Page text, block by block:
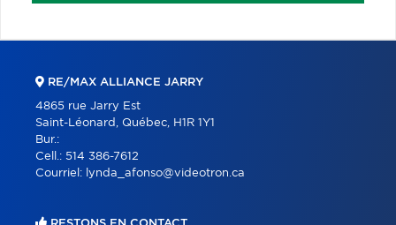
RE/MAX ALLIANCE JARRY
4865 rue Jarry Est
Saint-Léonard, Québec, H1R 1Y1
Bur.:
Cell.: 514 386-7612
Courriel: lynda_afonso@videotron.ca